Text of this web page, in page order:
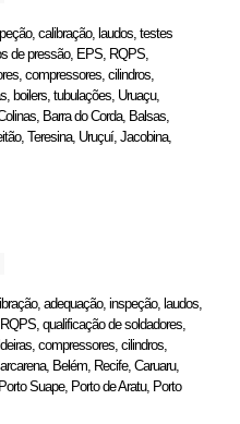
calibração, laudos, testes
de pressão, EPS, RQPS,
compressores, cilindros,
boilers, tubulações, Uruaçu,
Barra do Corda, Balsas,
Teresina, Uruçuí, Jacobina,
adequação, inspeção, laudos,
qualificação de soldadores,
compressores, cilindros,
Belém, Recife, Caruaru,
Suape, Porto de Aratu, Porto